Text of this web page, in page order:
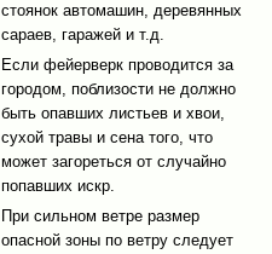
стоянок автомашин, деревянных
сараев, гаражей и т.д.
Если фейерверк проводится за
городом, поблизости не должно
быть опавших листьев и хвои,
сухой травы и сена того, что
может загореться от случайно
попавших искр.
При сильном ветре размер
опасной зоны по ветру следует